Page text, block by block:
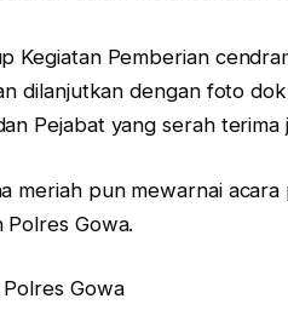
Kegiatan Pemberian
dilanjutkan dengan foto
Pejabat yang serah terima
meriah pun mewarnai
Polres Gowa.
Polres Gowa